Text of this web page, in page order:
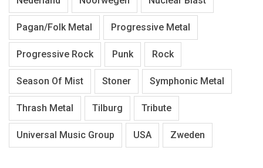
Pagan/Folk Metal Progressive Metal
Progressive Rock Punk Rock
Season Of Mist Stoner Symphonic Metal
Thrash Metal Tilburg Tribute
Universal Music Group USA Zweden